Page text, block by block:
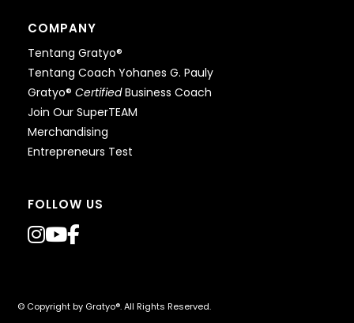
COMPANY
Tentang Gratyo®
Tentang Coach Yohanes G. Pauly
Gratyo® CertifiedBusiness Coach
Join Our SuperTEAM
Merchandising
Entrepreneurs Test
FOLLOW US
© Copyright by Gratyo®. All Rights Reserved.